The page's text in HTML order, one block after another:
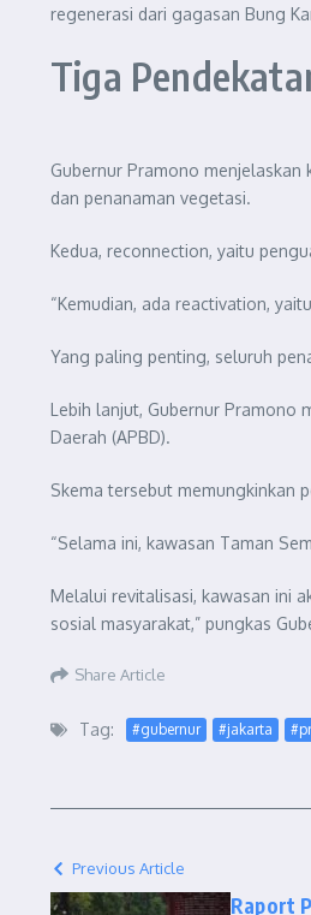
regenerasi dari gagasan Bung
Tiga
Gubernur Pramono
dan penanaman vegetasi.
Kedua, reconnection, yaitu
“Kemudian, ada reactivation,
Yang paling penting, seluruh
Lebih lanjut, Gubernur Pramono
Daerah (APBD).
Skema tersebut memungkinkan
“Selama ini, kawasan Taman
Melalui revitalisasi, kawasan ini
sosial masyarakat,” pungkas
Share Article
Tag: #gubernur #jakarta
Previous Article
Raport